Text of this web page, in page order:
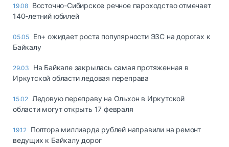
19.08 Восточно-Сибирское речное пароходство отмечает
140-летний юбилей
05.05 En+ ожидает роста популярности ЭЗС на дорогах к
Байкалу
29.03
На Байкале закрылась самая протяженная в
Иркутской области ледовая переправа
15.02 Ледовую переправу на Ольхон в Иркутской
области могут открыть 17 февраля
19.12 Полтора миллиарда рублей направили на ремонт
ведущих к Байкалу дорог